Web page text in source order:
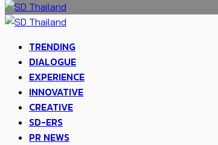
TRENDING
DIALOGUE
EXPERIENCE
INNOVATIVE
CREATIVE
SD-ERS
PR NEWS